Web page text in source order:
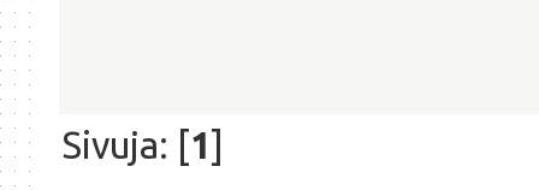
Sivuja: [1]